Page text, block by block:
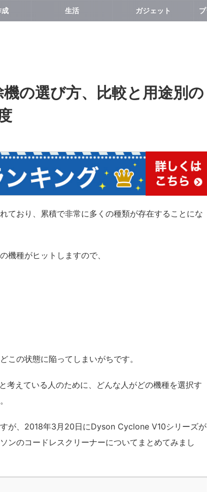
成 生活 ガジェット
の選び方、比較と用途別の
ており、累積で非常に多くの種類が存在することにな
機種がヒットしますので、
この状態に陥ってしまいがちです。
考えている人のために、どんな人がどの機種を選択す
が、2018年3月20日にDyson Cyclone V10シリーズが
ンのコードレスクリーナーについてまとめてみまし